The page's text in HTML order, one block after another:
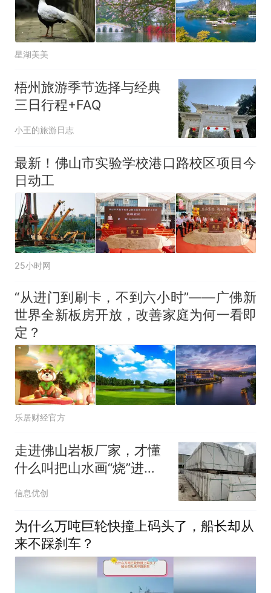
星湖美美
梧州旅游季节选择与经典
三日行程+FAQ
小王的旅游日志
最新！佛山市实验学校港口路校区项目今
日动工
25小时网
“从进门到刷卡，不到六小时”——广佛新
世界全新板房开放，改善家庭为何一看即
定？
乐居财经官方
走进佛山岩板厂家，才懂
什么叫把山水画“烧”进瓷
砖里，让我们一起来看看
信息优创
为什么万吨巨轮快撞上码头了，船长却从
来不踩刹车？